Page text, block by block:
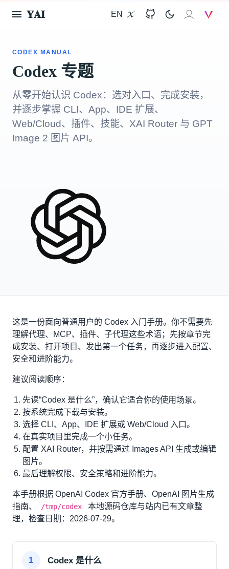
𝐘𝐀𝐈 EN GitHub 𝐗𝐀𝐈
CODEX MANUAL
Codex 专题
从零开始认识 Codex：选对入口、完成安装，
并逐步掌握 CLI、App、IDE 扩展、
Web/Cloud、插件、技能、XAI Router 与 GPT
Image 2 图片 API。
这是一份面向普通用户的 Codex 入门手册。你不需要先
理解代理、MCP、插件、子代理这些术语；先按章节完
成安装、打开项目、发出第一个任务，再逐步进入配置、
安全和进阶能力。
建议阅读顺序：
先读“Codex 是什么”，确认它适合你的使用场景。
按系统完成下载与安装。
选择 CLI、App、IDE 扩展或 Web/Cloud 入口。
在真实项目里完成一个小任务。
配置 XAI Router，并按需通过 Images API 生成或编辑
图片。
最后理解权限、安全策略和进阶能力。
本手册根据 OpenAI Codex 官方手册、OpenAI 图片生成
指南、
/tmp/codex
本地源码仓库与站内已有文章整
理，检查日期：2026-07-29。
1 Codex 是什么